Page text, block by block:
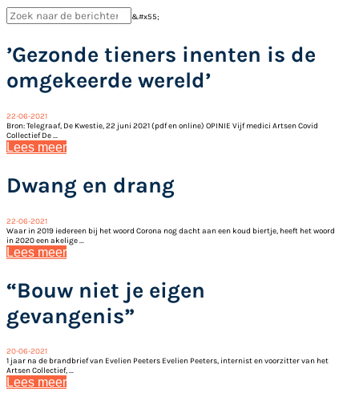
&#x55;
’Gezonde tieners inenten is de
omgekeerde wereld’
22-06-2021
Bron: Telegraaf, De Kwestie, 22 juni 2021 (pdf en online) OPINIE Vijf medici Artsen Covid
Collectief De ...
Lees meer
Dwang en drang
22-06-2021
Waar in 2019 iedereen bij het woord Corona nog dacht aan een koud biertje, heeft het woord
in 2020 een akelige ...
Lees meer
“Bouw niet je eigen
gevangenis”
20-06-2021
1 jaar na de brandbrief van Evelien Peeters Evelien Peeters, internist en voorzitter van het
Artsen Collectief, ...
Lees meer